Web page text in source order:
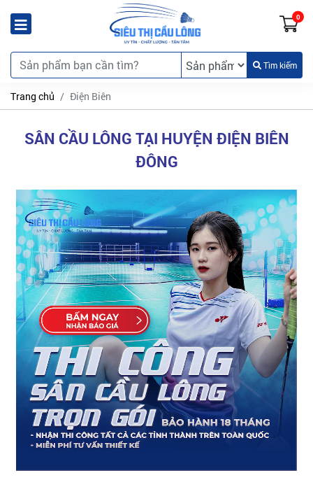
0
Tìm kiếm
Trang chủ Điện Biên
SÂN CẦU LÔNG TẠI HUYỆN ĐIỆN BIÊN
ĐÔNG